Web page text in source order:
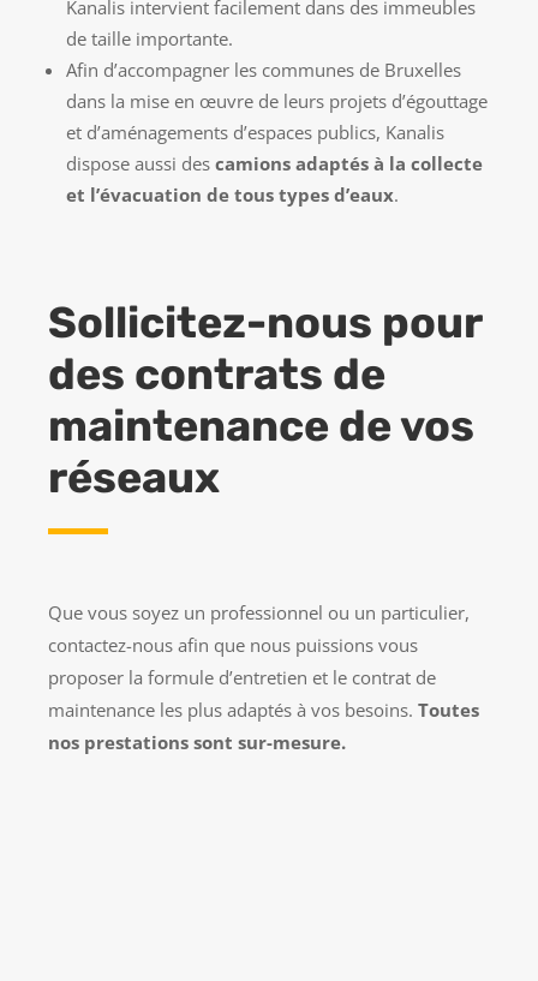
Kanalis intervient facilement dans des immeubles
de taille importante.
Afin d’accompagner les communes de Bruxelles
dans la mise en œuvre de leurs projets d’égouttage
et d’aménagements d’espaces publics, Kanalis
dispose aussi des camions adaptés à la collecte
et l’évacuation de tous types d’eaux.
Sollicitez-nous pour
des contrats de
maintenance de vos
réseaux
Que vous soyez un professionnel ou un particulier,
contactez-nous afin que nous puissions vous
proposer la formule d’entretien et le contrat de
maintenance les plus adaptés à vos besoins. Toutes
nos prestations sont sur-mesure.